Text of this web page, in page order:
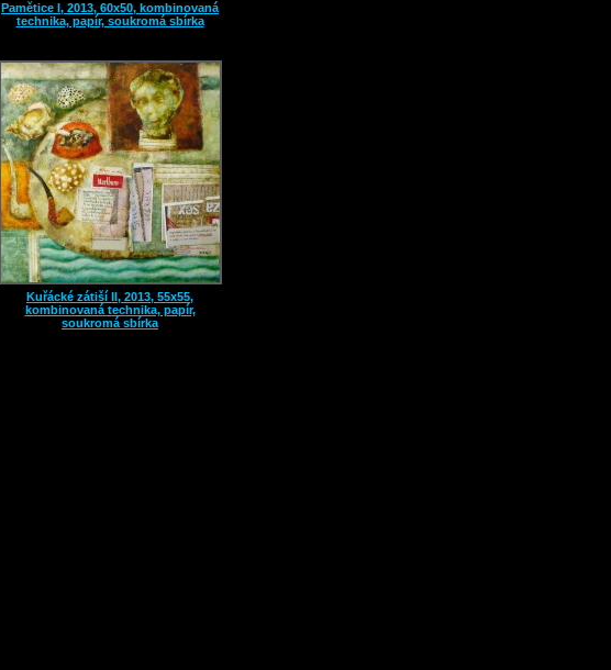
Pamětice I, 2013, 60x50, kombinovaná
technika, papír, soukromá sbírka
Kuřácké zátiší II, 2013, 55x55,
kombinovaná technika, papír,
soukromá sbírka